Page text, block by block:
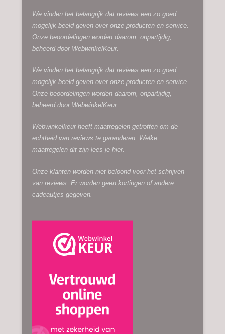
We vinden het belangrijk dat reviews een zo goed
mogelijk beeld geven over onze producten en service.
Onze beoordelingen worden daarom, onpartijdig,
beheerd door WebwinkelKeur.
We vinden het belangrijk dat reviews een zo goed
mogelijk beeld geven over onze producten en service.
Onze beoordelingen worden daarom, onpartijdig,
beheerd door WebwinkelKeur.
Webwinkelkeur heeft maatregelen getroffen om de
echtheid van reviews te garanderen. Welke
maatregelen dit zijn lees je hier.
Onze klanten worden niet beloond voor het schrijven
van reviews. Er worden geen kortingen of andere
cadeautjes gegeven.